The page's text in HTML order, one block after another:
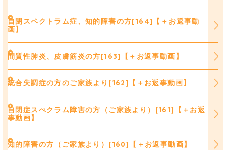
自閉スペクトラム症、知的障害の方[164]【＋お返事動
画】
間質性肺炎、皮膚筋炎の方[163]【＋お返事動画】
統合失調症の方のご家族より[162]【＋お返事動画】
自閉症スぺクラム障害の方（ご家族より）[161]【＋お返
事動画】
知的障害の方（ご家族より）[160]【＋お返事動画】